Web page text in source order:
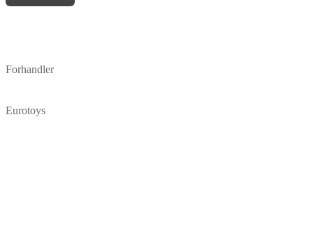
Forhandler
Eurotoys